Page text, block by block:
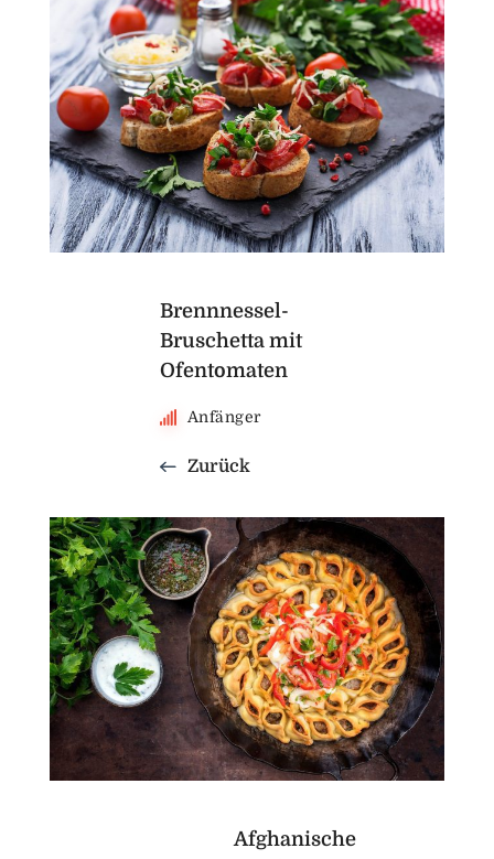
Brennnessel-
Bruschetta mit
Ofentomaten
Anfänger
Zurück
Afghanische